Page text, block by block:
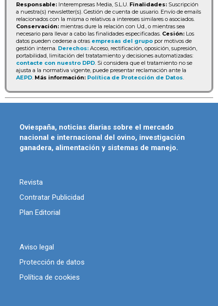
Responsable: Interempresas Media, S.L.U. Finalidades: Suscripción
a nuestra(s) newsletter(s). Gestión de cuenta de usuario. Envío de emails
relacionados con la misma o relativos a intereses similares o asociados.
Conservación: mientras dure la relación con Ud., o mientras sea
necesario para llevar a cabo las finalidades especificadas. Cesión: Los
datos pueden cederse a otras empresas del grupo por motivos de
gestión interna. Derechos: Acceso, rectificación, oposición, supresión,
portabilidad, limitación del tratatamiento y decisiones automatizadas:
contacte con nuestro DPD . Si considera que el tratamiento no se
ajusta a la normativa vigente, puede presentar reclamación ante la
AEPD Más información: Política de Protección de Datos
Oviespaña, noticias diarias sobre el mercado
nacional e internacional del ovino, investigación
ganadera, alimentación y sistemas de manejo.
Revista
Contratar Publicidad
Plan Editorial
Aviso legal
Protección de datos
Política de cookies